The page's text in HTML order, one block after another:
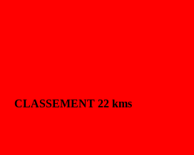
CLASSEMENT 22 kms